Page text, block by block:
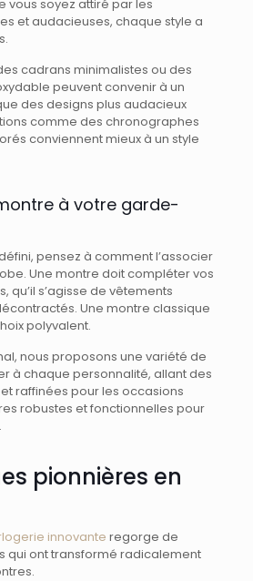
vous soyez attiré par les
et audacieuses, chaque style a
cadrans minimalistes ou des
peuvent convenir à un
des designs plus audacieux
comme des chronographes
conviennent mieux à un style
à votre garde-
pensez à comment l’associer
Une montre doit compléter vos
qu’il s’agisse de vêtements
Une montre classique
polyvalent.
nous proposons une variété de
à chaque personnalité, allant des
raffinées pour les occasions
robustes et fonctionnelles pour
pionnières en
innovante regorge de
qui ont transformé radicalement